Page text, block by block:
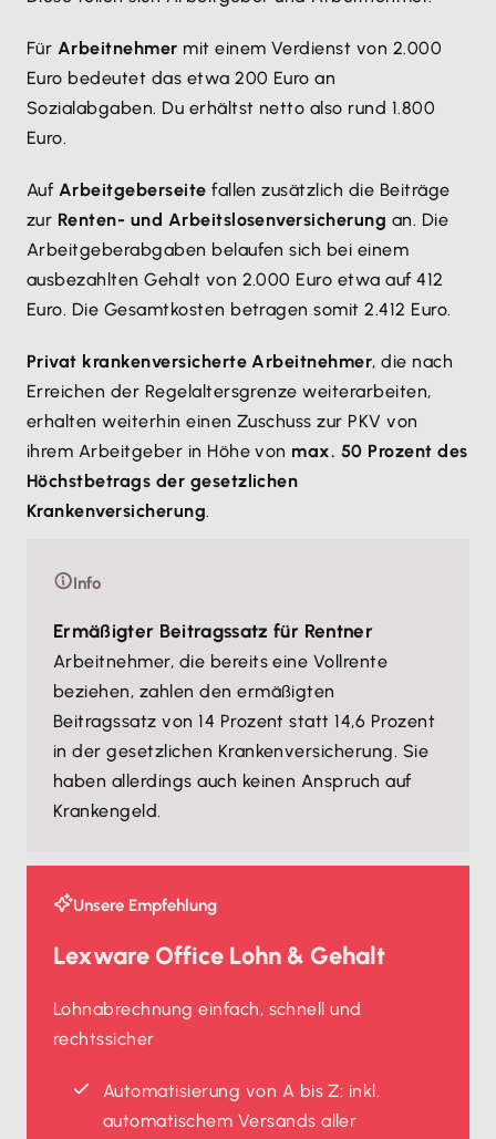
Für Arbeitnehmer mit einem Verdienst von 2.000
Euro bedeutet das etwa 200 Euro an
Sozialabgaben. Du erhältst netto also rund 1.800
Euro.
Auf Arbeitgeberseitefallen zusätzlich die Beiträge
zur Renten- und Arbeitslosenversicherung an. Die
Arbeitgeberabgaben belaufen sich bei einem
ausbezahlten Gehalt von 2.000 Euro etwa auf 412
Euro. Die Gesamtkosten betragen somit 2.412 Euro.
Privat krankenversicherte Arbeitnehmer, die nach
Erreichen der Regelaltersgrenze weiterarbeiten,
erhalten weiterhin einen Zuschuss zur PKV von
ihrem Arbeitgeber in Höhe von max. 50 Prozent des
Höchstbetrags der gesetzlichen
Krankenversicherung.
Info
Ermäßigter Beitragssatz für Rentner
Arbeitnehmer, die bereits eine Vollrente
beziehen, zahlen den ermäßigten
Beitragssatz von 14 Prozent statt 14,6 Prozent
in der gesetzlichen Krankenversicherung. Sie
haben allerdings auch keinen Anspruch auf
Krankengeld.
Unsere Empfehlung
Lexware Office Lohn & Gehalt
Lohnabrechnung einfach, schnell und
rechtssicher
Automatisierung von A bis Z: inkl.
automatischem Versands aller